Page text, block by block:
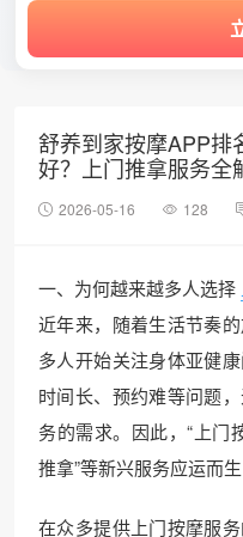
舒养到家按摩APP排
好？上门推拿服务全
2026-05-16 128
一、为何越来越多人选择
近年来，随着生活节奏
多人开始关注身体亚健
时间长、预约难等问题
务的需求。因此，“上门
推拿”等新兴服务应运而
在众多提供上门按摩服